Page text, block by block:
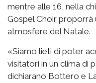
mentre alle 16, nella
Gospel Choir
atmosfere del Natale.
«Siamo lieti di poter
visitatori in un clima di
dichiarano Bottero e